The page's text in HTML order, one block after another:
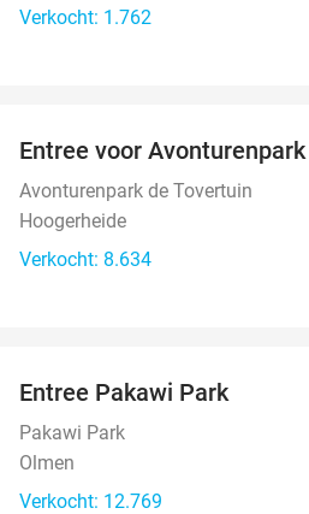
Verkocht: 1.762
Entree voor
Avonturenpark de Tovertuin
Hoogerheide
Verkocht: 8.634
Entree Pakawi Park
Pakawi Park
Olmen
Verkocht: 12.769